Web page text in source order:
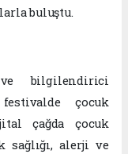
buluştu.
bilgilendirici
çocuk
çağda çocuk
alerji ve